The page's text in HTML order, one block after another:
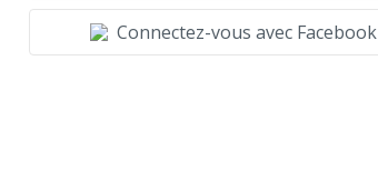
Connectez-vous avec Facebook